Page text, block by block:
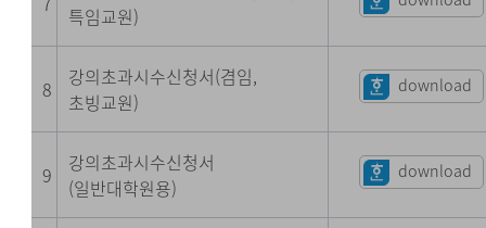
특임교원)
8
강의초과시수신청서(겸임,
초빙교원)
download
9
강의초과시수신청서
(일반대학원용)
download